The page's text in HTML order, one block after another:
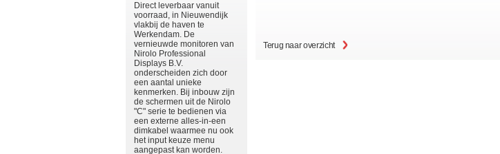
Direct leverbaar vanuit
voorraad, in Nieuwendijk
vlakbij de haven te
Werkendam. De
vernieuwde monitoren van
Nirolo Professional
Displays B.V.
onderscheiden zich door
een aantal unieke
kenmerken. Bij inbouw zijn
de schermen uit de Nirolo
"C" serie te bedienen via
een externe alles-in-een
dimkabel waarmee nu ook
het input keuze menu
aangepast kan worden.
Terug naar overzicht